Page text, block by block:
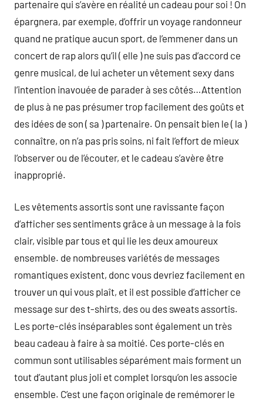
partenaire qui s’avère en réalité un cadeau pour soi ! On
épargnera, par exemple, d’offrir un voyage randonneur
quand ne pratique aucun sport, de l’emmener dans un
concert de rap alors qu’il ( elle ) ne suis pas d’accord ce
genre musical, de lui acheter un vêtement sexy dans
l’intention inavouée de parader à ses côtés…Attention
de plus à ne pas présumer trop facilement des goûts et
des idées de son ( sa ) partenaire. On pensait bien le ( la )
connaître, on n’a pas pris soins, ni fait l’effort de mieux
l’observer ou de l’écouter, et le cadeau s’avère être
inapproprié.
Les vêtements assortis sont une ravissante façon
d’afficher ses sentiments grâce à un message à la fois
clair, visible par tous et qui lie les deux amoureux
ensemble. de nombreuses variétés de messages
romantiques existent, donc vous devriez facilement en
trouver un qui vous plaît, et il est possible d’afficher ce
message sur des t-shirts, des ou des sweats assortis.
Les porte-clés inséparables sont également un très
beau cadeau à faire à sa moitié. Ces porte-clés en
commun sont utilisables séparément mais forment un
tout d’autant plus joli et complet lorsqu’on les associe
ensemble. C’est une façon originale de remémorer le